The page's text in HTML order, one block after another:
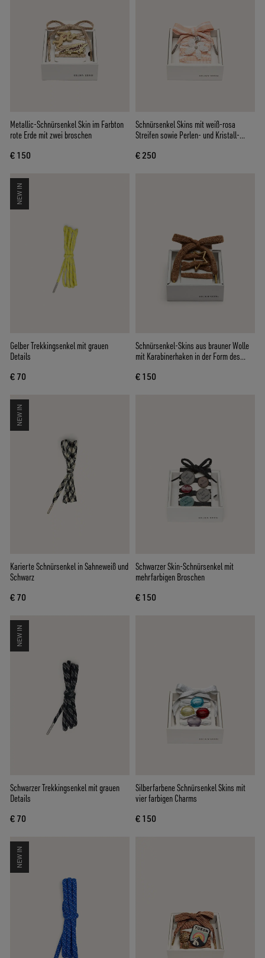
Metallic-Schnürsenkel Skin im Farbton
rote Erde mit zwei broschen
€ 150
Schnürsenkel Skins mit weiß-rosa
Streifen sowie Perlen- und Kristall-
€ 250
NEW IN
Gelber Trekkingsenkel mit grauen
Details
€ 70
Schnürsenkel-Skins aus brauner Wolle
mit Karabinerhaken in der Form des
€ 150
NEW IN
Karierte Schnürsenkel in Sahneweiß und
Schwarz
€ 70
Schwarzer Skin-Schnürsenkel mit
mehrfarbigen Broschen
€ 150
NEW IN
Schwarzer Trekkingsenkel mit grauen
Details
€ 70
Silberfarbene Schnürsenkel Skins mit
vier farbigen Charms
€ 150
NEW IN